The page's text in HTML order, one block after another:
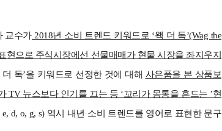
교수가2018년 소비 트렌드 키워드로 ‘왝 더 독’(Wag the
현으로 주식시장에선 선물매매가 현물 시장을 좌지우지
독’을 키워드로 선정한 것에 대해 사은품을 본 상품보
TV 뉴스보다 인기를 끄는 등 ‘꼬리가 몸통을 흔드는 ’현
d, o, g, s) 역시 내년 소비 트렌드를 영어로 표현한 문구